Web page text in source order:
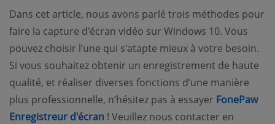
Dans cet article, nous avons parlé trois méthodes pour
faire la capture d'écran vidéo sur Windows 10. Vous
pouvez choisir l’une qui s'atapte mieux à votre besoin.
Si vous souhaitez obtenir un enregistrement de haute
qualité, et réaliser diverses fonctions d’une manière
plus professionnelle, n’hésitez pas à essayer FonePaw
Enregistreur d'écran ! Veuillez nous contacter en